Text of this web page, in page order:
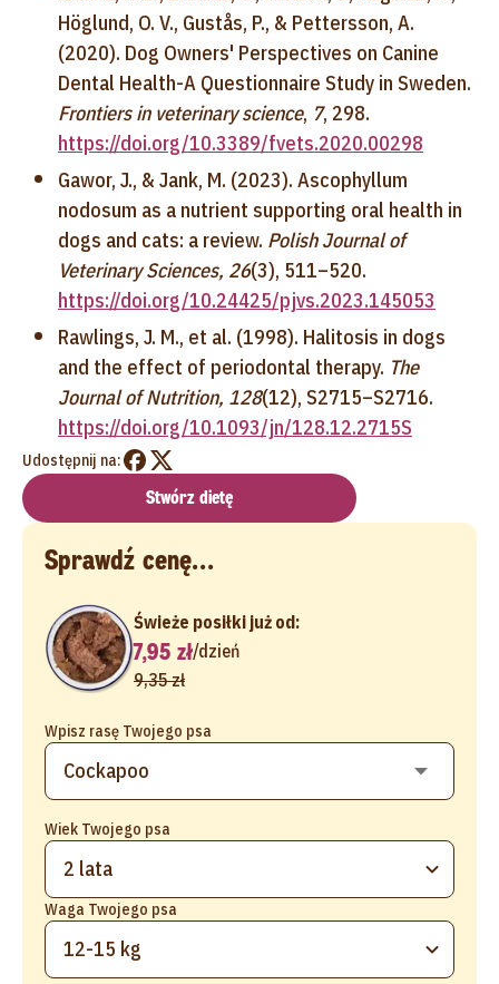
Höglund, O. V., Gustås, P., & Pettersson, A.
(2020). Dog Owners' Perspectives on Canine
Dental Health-A Questionnaire Study in Sweden.
Frontiers in veterinary science, 7, 298.
https://doi.org/10.3389/fvets.2020.00298
Gawor, J., & Jank, M. (2023). Ascophyllum
nodosum as a nutrient supporting oral health in
dogs and cats: a review. Polish Journal of
Veterinary Sciences, 26(3), 511–520.
https://doi.org/10.24425/pjvs.2023.145053
Rawlings, J. M., et al. (1998). Halitosis in dogs
and the effect of periodontal therapy. The
Journal of Nutrition, 128(12), S2715–S2716.
https://doi.org/10.1093/jn/128.12.2715S
Udostępnij na:
Stwórz dietę
Sprawdź cenę...
Wpisz rasę Twojego psa
Wiek Twojego psa
2 lata
Waga Twojego psa
12-15 kg
Świeże posiłki już od:
7,95 zł/dzień
9,35 zł